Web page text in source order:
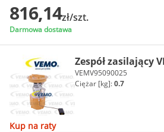
816,14zł/szt.
Darmowa dostawa
Zespół zasilający
VEMV95090025
Ciężar [kg]:0.7
Kup na raty